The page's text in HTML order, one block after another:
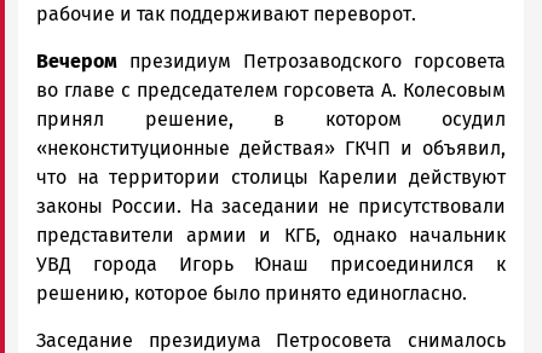
рабочие и так поддерживают переворот.
Вечером президиум Петрозаводского горсовета
во главе с председателем горсовета А. Колесовым
принял решение, в котором осудил
«неконституционные действая» ГКЧП и объявил,
что на территории столицы Карелии действуют
законы России. На заседании не присутствовали
представители армии и КГБ, однако начальник
УВД города Игорь Юнаш присоединился к
решению, которое было принято единогласно.
Заседание президиума Петросовета снималось